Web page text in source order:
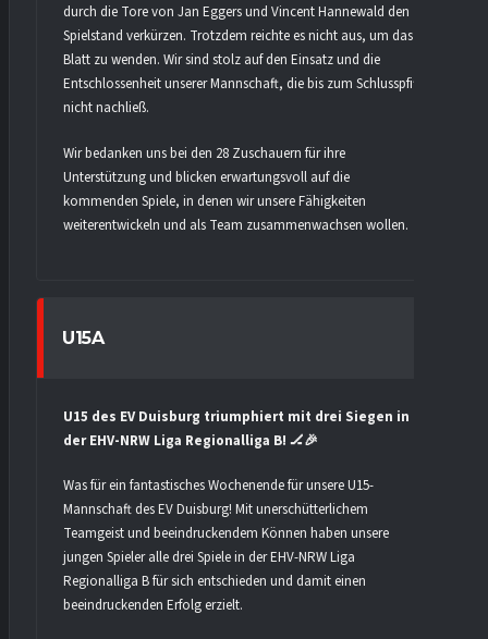
durch die Tore von Jan Eggers und Vincent Hannewald den
Spielstand verkürzen. Trotzdem reichte es nicht aus, um das
Blatt zu wenden. Wir sind stolz auf den Einsatz und die
Entschlossenheit unserer Mannschaft, die bis zum Schlusspfiff
nicht nachließ.
Wir bedanken uns bei den 28 Zuschauern für ihre
Unterstützung und blicken erwartungsvoll auf die
kommenden Spiele, in denen wir unsere Fähigkeiten
weiterentwickeln und als Team zusammenwachsen wollen.
U15A
U15 des EV Duisburg triumphiert mit drei Siegen in
der EHV-NRW Liga Regionalliga B! 🏒🎉
Was für ein fantastisches Wochenende für unsere U15-
Mannschaft des EV Duisburg! Mit unerschütterlichem
Teamgeist und beeindruckendem Können haben unsere
jungen Spieler alle drei Spiele in der EHV-NRW Liga
Regionalliga B für sich entschieden und damit einen
beeindruckenden Erfolg erzielt.